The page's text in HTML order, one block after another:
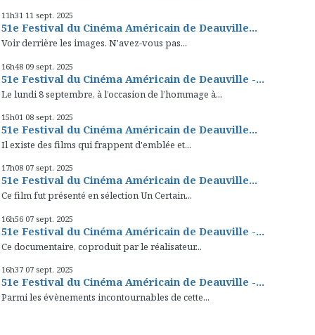
11h31 11 sept. 2025
51e Festival du Cinéma Américain de Deauville...
Voir derrière les images. N'avez-vous pas...
16h48 09 sept. 2025
51e Festival du Cinéma Américain de Deauville -...
Le lundi 8 septembre, à l’occasion de l’hommage à...
15h01 08 sept. 2025
51e Festival du Cinéma Américain de Deauville...
Il existe des films qui frappent d'emblée et...
17h08 07 sept. 2025
51e Festival du Cinéma Américain de Deauville...
Ce film fut présenté en sélection Un Certain...
16h56 07 sept. 2025
51e Festival du Cinéma Américain de Deauville -...
Ce documentaire, coproduit par le réalisateur...
16h37 07 sept. 2025
51e Festival du Cinéma Américain de Deauville -...
Parmi les évènements incontournables de cette...